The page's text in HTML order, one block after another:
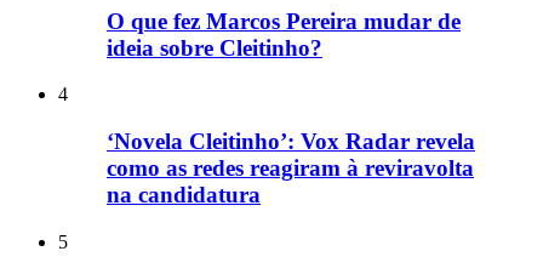
O que fez Marcos Pereira mudar de
ideia sobre Cleitinho?
4
‘Novela Cleitinho’: Vox Radar revela
como as redes reagiram à reviravolta
na candidatura
5